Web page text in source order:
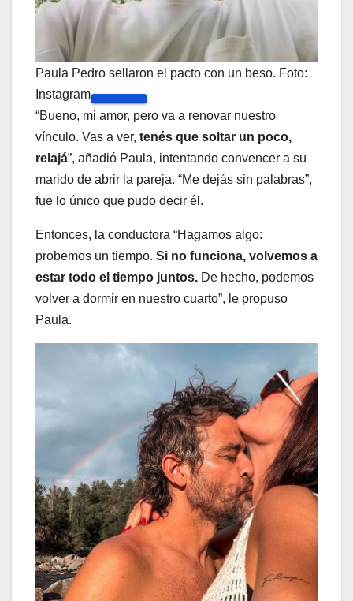
Paula Pedro sellaron el pacto con un beso. Foto:
Instagram
“Bueno, mi amor, pero va a renovar nuestro
vínculo. Vas a ver, tenés que soltar un poco,
relajá”, añadió Paula, intentando convencer a su
marido de abrir la pareja. “Me dejás sin palabras”,
fue lo único que pudo decir él.
Entonces, la conductora “Hagamos algo:
probemos un tiempo. Si no funciona, volvemos a
estar todo el tiempo juntos. De hecho, podemos
volver a dormir en nuestro cuarto”, le propuso
Paula.